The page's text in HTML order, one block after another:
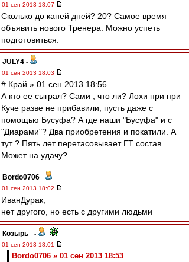
01 сен 2013 18:07
Сколько до каней дней? 20? Самое время
объявить нового Тренера: Можно успеть
подготовиться.
JULY4 -
01 сен 2013 18:03
# Край » 01 сен 2013 18:56
А кто ее сыграл? Сами , что ли? Лохи при при
Куче разве не прибавили, пусть даже с
помощью Бусуфа? А где наши "Бусуфа" и с
"Диарами"? Два приобретения и покатили. А
тут ? Пять лет перетасовывает ГТ состав.
Может на удачу?
Bordo0706 -
01 сен 2013 18:02
ИванДурак,
нет другого, но есть с другими людьми
Козырь_
-
01 сен 2013 18:01
Bordo0706 » 01 сен 2013 18:53